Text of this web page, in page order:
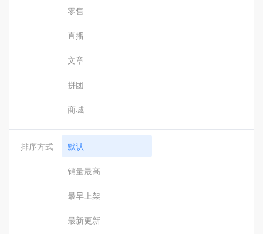
零售
直播
文章
拼团
商城
排序方式 默认
销量最高
最早上架
最新更新